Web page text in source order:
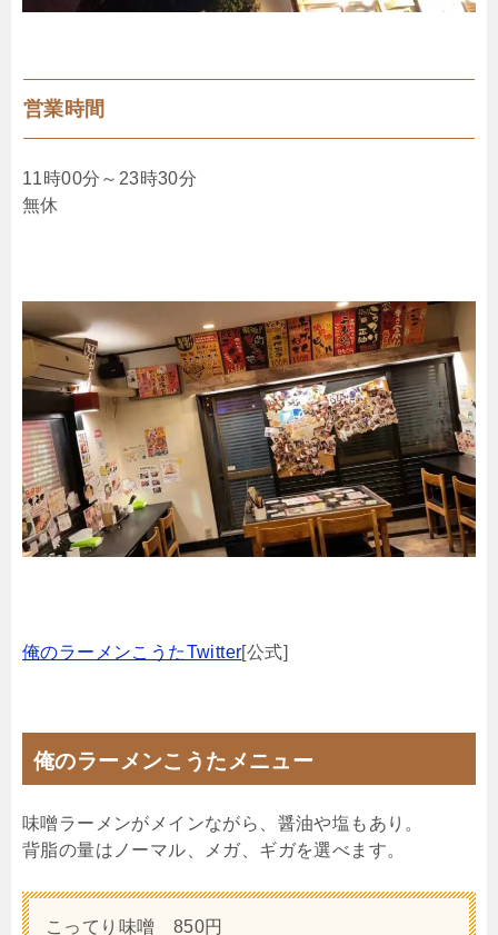
営業時間
11時00分～23時30分
無休
俺のラーメンこうたTwitter[公式]
俺のラーメンこうたメニュー
味噌ラーメンがメインながら、醤油や塩もあり。
背脂の量はノーマル、メガ、ギガを選べます。
こってり味噌 850円